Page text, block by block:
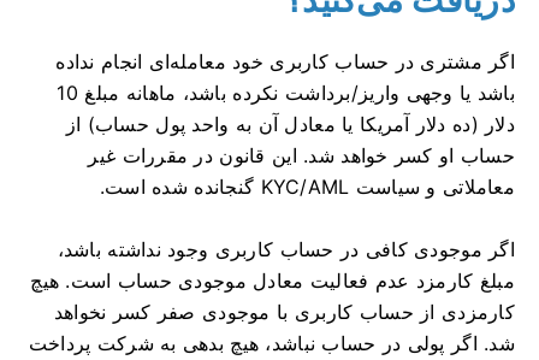
اگر مشتری در حساب کاربری خود معامله‌ای انجام نداده
باشد یا وجهی واریز/برداشت نکرده باشد، ماهانه مبلغ 10
دلار (ده دلار آمریکا یا معادل آن به واحد پول حساب) از
حساب او کسر خواهد شد. این قانون در مقررات غیر
معاملاتی و سیاست KYC/AML گنجانده شده است.
اگر موجودی کافی در حساب کاربری وجود نداشته باشد،
مبلغ کارمزد عدم فعالیت معادل موجودی حساب است. هیچ
کارمزدی از حساب کاربری با موجودی صفر کسر نخواهد
شد. اگر پولی در حساب نباشد، هیچ بدهی به شرکت پرداخت